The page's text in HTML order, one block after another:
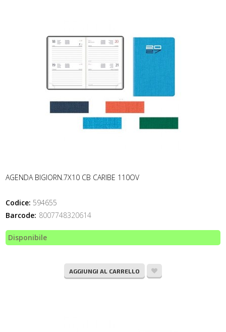
AGENDA BIGIORN.7X10 CB CARIBE 110OV
Codice: 594655
Barcode: 8007748320614
Disponibile
AGGIUNGI AL CARRELLO